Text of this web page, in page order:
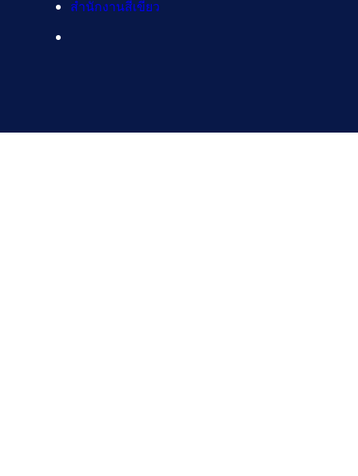
สำนักงานสีเขียว